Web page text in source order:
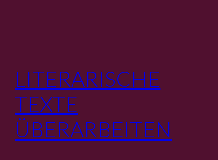
LITERARISCHE
TEXTE
ÜBERARBEITEN